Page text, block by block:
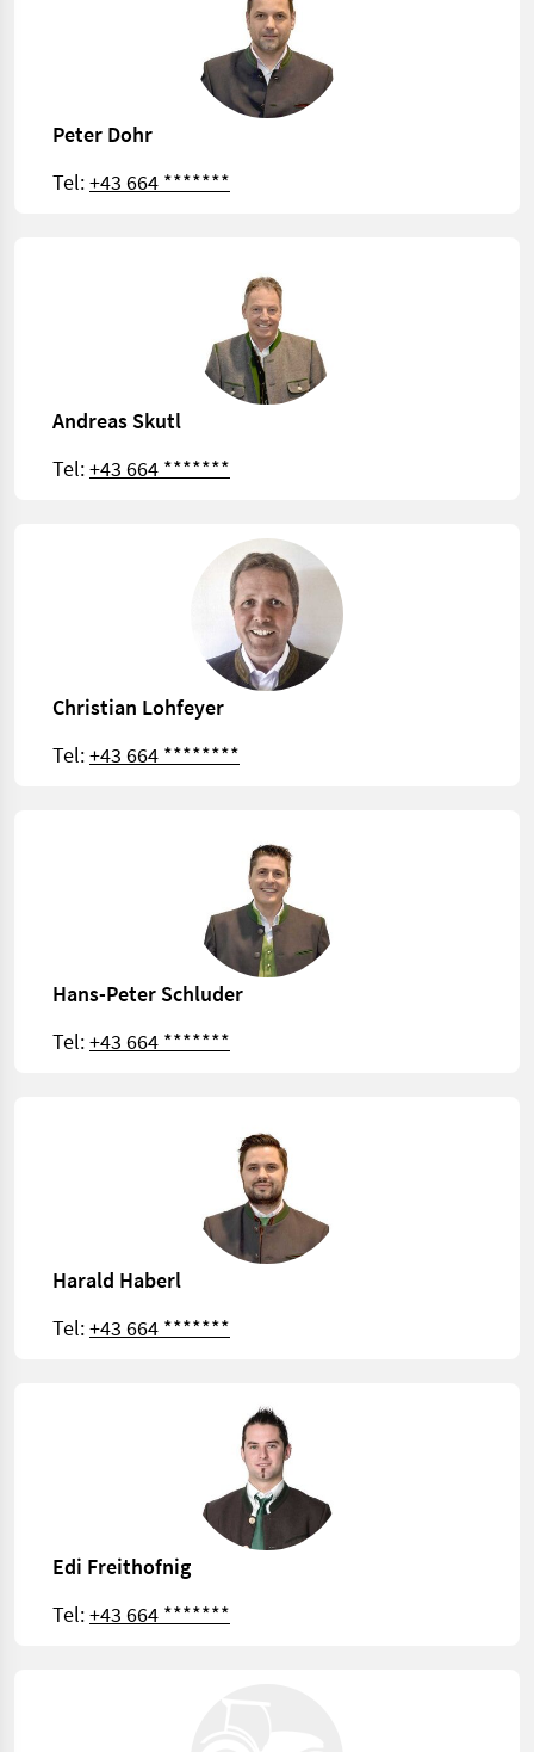
Peter Dohr
Tel:+43 664 *******
Andreas Skutl
Tel:+43 664 *******
Christian Lohfeyer
Tel:+43 664 ********
Hans-Peter Schluder
Tel:+43 664 *******
Harald Haberl
Tel:+43 664 *******
Edi Freithofnig
Tel:+43 664 *******